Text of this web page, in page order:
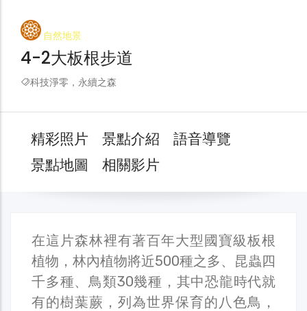
自然地景
4-2大板根步道
科技淨零，永續之森
精彩照片 景點介紹
語音導覽
景點地圖
相關影片
在這片森林裡有著百年大型國寶級板根
植物，林內植物將近500種之多、昆蟲四
千多種、鳥類30幾種，其中恐龍時代就
有的樹葉蕨，列為世界保育的八色鳥，